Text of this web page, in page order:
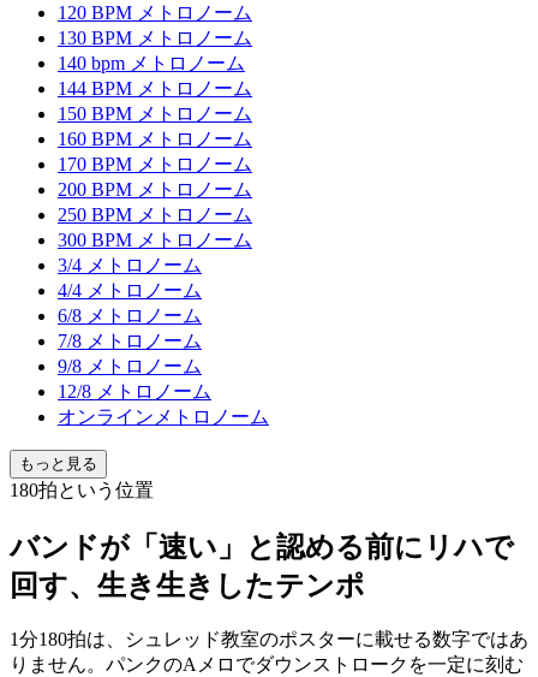
120 BPM メトロノーム
130 BPM メトロノーム
140 bpm メトロノーム
144 BPM メトロノーム
150 BPM メトロノーム
160 BPM メトロノーム
170 BPM メトロノーム
200 BPM メトロノーム
250 BPM メトロノーム
300 BPM メトロノーム
3/4 メトロノーム
4/4 メトロノーム
6/8 メトロノーム
7/8 メトロノーム
9/8 メトロノーム
12/8 メトロノーム
オンラインメトロノーム
もっと見る
180拍という位置
バンドが「速い」と認める前にリハで
回す、生き生きしたテンポ
1分180拍は、シュレッド教室のポスターに載せる数字ではあ
りません。パンクのAメロでダウンストロークを一定に刻む